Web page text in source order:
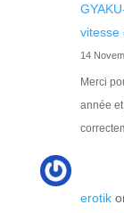
vitesse
14
Merci
année
erotik